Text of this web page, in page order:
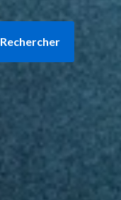
Rechercher